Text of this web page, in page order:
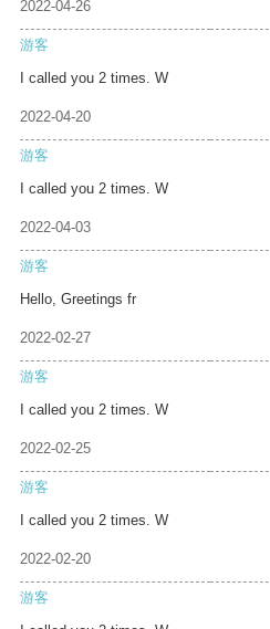
2022-04-26
游客
I called you 2 times. W
2022-04-20
游客
I called you 2 times. W
2022-04-03
游客
Hello, Greetings fr
2022-02-27
游客
I called you 2 times. W
2022-02-25
游客
I called you 2 times. W
2022-02-20
游客